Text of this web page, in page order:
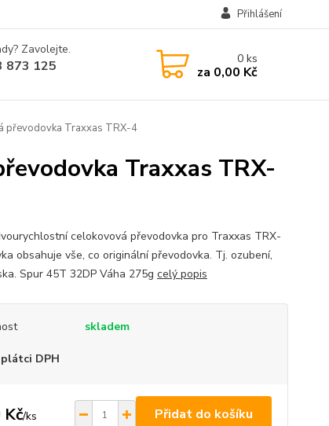
Přihlášení
Zavolejte.
873 125 0ks
za 0,00 Kč
převodovka Traxxas TRX-4
Traxxas TRX-
celokovová převodovka pro Traxxas TRX-
obsahuje vše, co originální převodovka. Tj. ozubení,
Spur 45T 32DP Váha 275g celý popis
skladem
DPH
Kč/ks Přidat do košíku